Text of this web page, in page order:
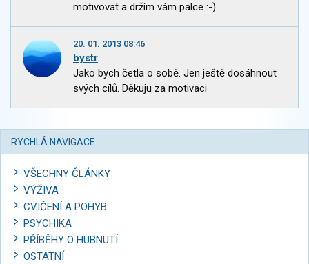
motivovat a držím vám palce :-)
20. 01. 2013 08:46
bystr
Jako bych četla o sobě. Jen ještě dosáhnout
svých cílů. Děkuju za motivaci
RYCHLÁ NAVIGACE
VŠECHNY ČLÁNKY
VÝŽIVA
CVIČENÍ A POHYB
PSYCHIKA
PŘÍBĚHY O HUBNUTÍ
OSTATNÍ